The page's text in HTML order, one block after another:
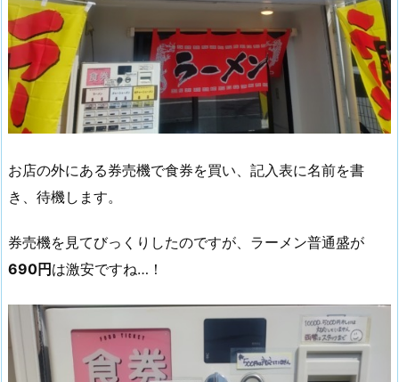
お店の外にある券売機で食券を買い、記入表に名前を書
き、待機します。
券売機を見てびっくりしたのですが、ラーメン普通盛が
690円は激安ですね…！